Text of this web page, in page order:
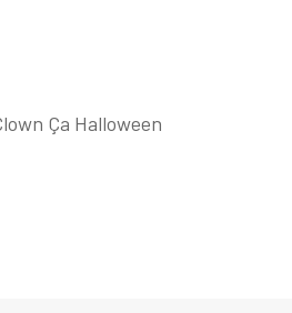
Ça Halloween